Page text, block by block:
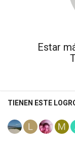
Estar
TIENEN ESTE